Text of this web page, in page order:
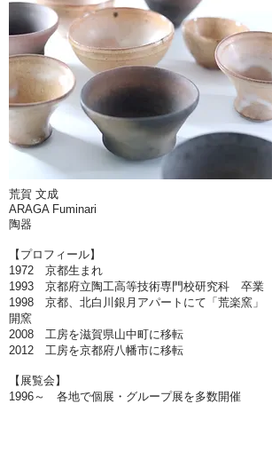
荒賀 文成
ARAGA Fuminari
陶器
【プロフィール】
1972 京都生まれ
1993 京都府立陶工高等技術専門校研究科 卒業
1998 京都、北白川銀月アパートにて「荒楽窯」
開窯
2008 工房を滋賀県山中町に移転
2012 工房を京都府八幡市に移転
【展覧会】
1996～ 各地で個展・グループ展を多数開催